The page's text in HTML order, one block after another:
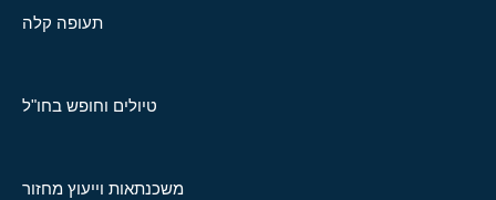
תעופה קלה
טיולים וחופש בחו"ל
משכנתאות וייעוץ מחזור